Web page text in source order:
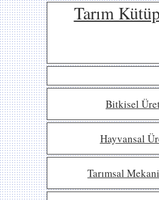
Tarım
Bitkisel
Hayvansal
Tarımsal